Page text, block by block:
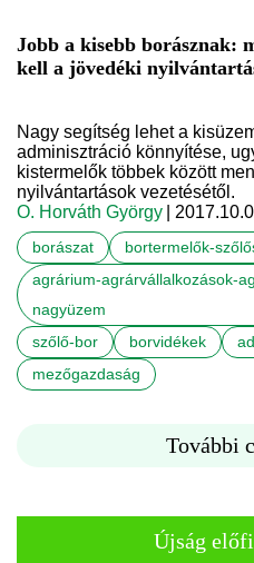
Jobb a kisebb borásznak:
kell a jövedéki
Nagy segítség lehet a
adminisztráció könnyítése,
kistermelők többek között
nyilvántartások vezetésétől.
O. Horváth György
|
borászat
bortermelők-
agrárium-agrárvállalkozások-
nagyüzem
szőlő-bor
borvidékek
mezőgazdaság
További
Újság